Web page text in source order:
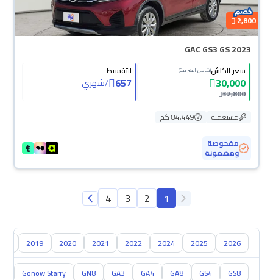
2,800
GAC GS3 GS 2023
سعر الكاش(شامل الضريبة)
30,000
32,800
التقسيط
657
/شهري
مستعملة
84,449 كم
مفحوصة
ومضمونة
1
2
3
4
2026
2025
2024
2022
2021
2020
2019
GS8
GS4
GA8
GA4
GA3
GN8
Gonow Starry